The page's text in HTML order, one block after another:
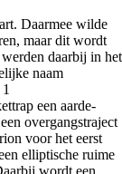
Daarmee wilde
maar dit wordt
daarbij in het
naam
een aarde-
overgangstraject
voor het eerst
elliptische ruime
wordt een